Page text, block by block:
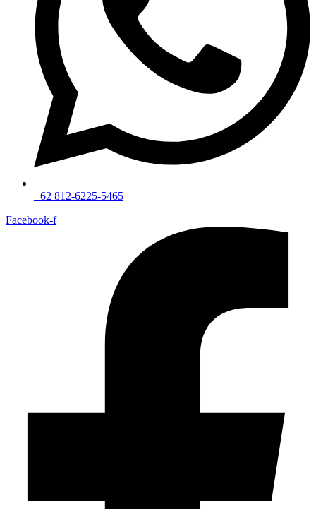
+62 812-6225-5465
Facebook-f